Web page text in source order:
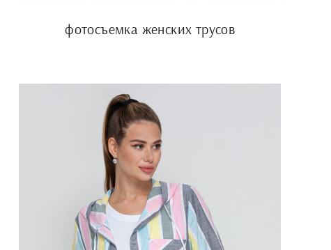
фотосъемка женских трусов